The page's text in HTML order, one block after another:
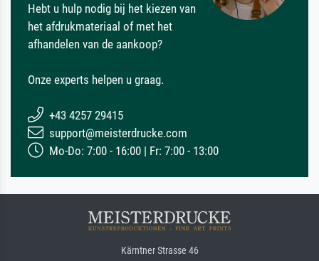
Hebt u hulp nodig bij het kiezen van
het afdrukmateriaal of met het
afhandelen van de aankoop?
Onze experts helpen u graag.
+43 4257 29415
support@meisterdrucke.com
Mo-Do: 7:00 - 16:00 | Fr: 7:00 - 13:00
Kärntner Strasse 46